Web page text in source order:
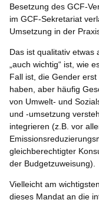
Besetzung des GCF-
im GCF-Sekretariat
Umsetzung in der
Das ist qualitativ etwas
„auch wichtig“ ist, wie
Fall ist, die Gender
haben, aber häufig
von Umwelt- und
und -umsetzung
integrieren (z.B. vor
gleichberechtigter
der Budgetzuweisung).
Vielleicht am
dieses Mandat an die